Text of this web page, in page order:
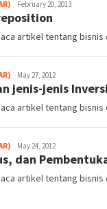
Admin
February 20, 2013
artikel tentang
Admin
May 27, 2012
jenis-jenis
artikel tentang
Admin
May 24, 2012
dan
artikel tentang